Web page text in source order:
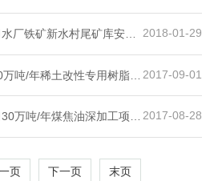
2018-01-29
厂铁矿新水村尾矿库安全
2017-09-01
吨/年稀土改性专用树脂建
2017-08-28
万吨/年煤焦油深加工项目
一页 下一页 末页